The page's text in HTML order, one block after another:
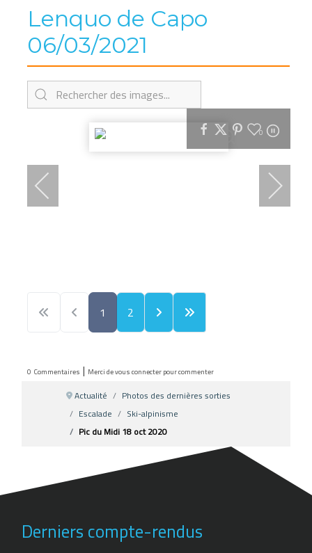
Lenquo de Capo
06/03/2021
0
1 2
0 Commentaires | Merci de vous connecter pour commenter
Actualité
Photos des dernières sorties
Escalade
Ski-alpinisme
Pic du Midi 18 oct 2020
Derniers compte-rendus